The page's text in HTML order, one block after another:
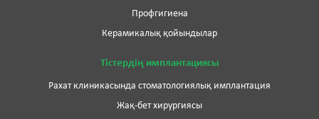
Профгигиена
Керамикалық қойындылар
Тістердің имплантациясы
Рахат клиникасында стоматологиялық имплантация
Жақ-бет хирургиясы